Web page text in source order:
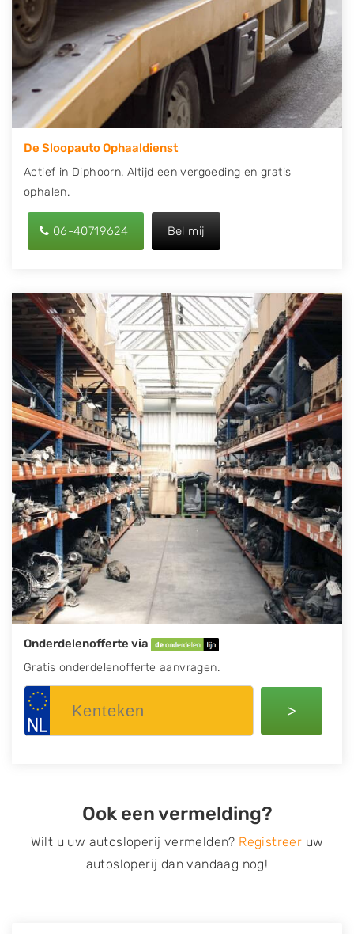
eigenlijk alle merken, zoals Alfa Romeo, Audi, BMW,
Chevrolet, Citroën, Dacia, Fiat, Ford, Honda, Hyundai,
Kia, Mazda, Mercedes Benz, Mitsubishi, Nissan, Opel,
Peugeot, Porsche, Renault, Seat, Skoda, Suzuki, Tesla,
Toyota, Volkswagen en Volvo.
De Sloopauto Ophaaldienst
Actief in Diphoorn. Altijd een vergoeding en gratis
ophalen.
06-40719624 Bel mij
Onderdelenofferte via
Gratis onderdelenofferte aanvragen.
>
Ook een vermelding?
Wilt u uw autosloperij vermelden? Registreer uw
autosloperij dan vandaag nog!